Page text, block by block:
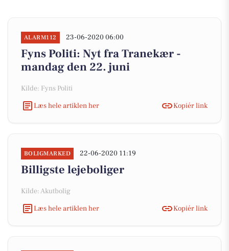
ALARM112 23-06-2020 06:00
Fyns Politi: Nyt fra Tranekær -
mandag den 22. juni
Kilde: Fyns Politi
Læs hele artiklen her
Kopiér link
BOLIGMARKED 22-06-2020 11:19
Billigste lejeboliger
Kilde: Akutbolig
Læs hele artiklen her
Kopiér link